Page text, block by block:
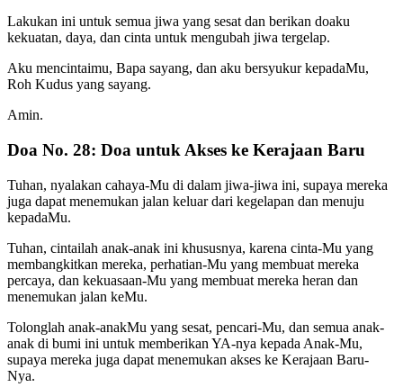
Lakukan ini untuk semua jiwa yang sesat dan berikan doaku
kekuatan, daya, dan cinta untuk mengubah jiwa tergelap.
Aku mencintaimu, Bapa sayang, dan aku bersyukur kepadaMu,
Roh Kudus yang sayang.
Amin.
Doa No. 28: Doa untuk Akses ke Kerajaan Baru
Tuhan, nyalakan cahaya-Mu di dalam jiwa-jiwa ini, supaya mereka
juga dapat menemukan jalan keluar dari kegelapan dan menuju
kepadaMu.
Tuhan, cintailah anak-anak ini khususnya, karena cinta-Mu yang
membangkitkan mereka, perhatian-Mu yang membuat mereka
percaya, dan kekuasaan-Mu yang membuat mereka heran dan
menemukan jalan keMu.
Tolonglah anak-anakMu yang sesat, pencari-Mu, dan semua anak-
anak di bumi ini untuk memberikan YA-nya kepada Anak-Mu,
supaya mereka juga dapat menemukan akses ke Kerajaan Baru-
Nya.